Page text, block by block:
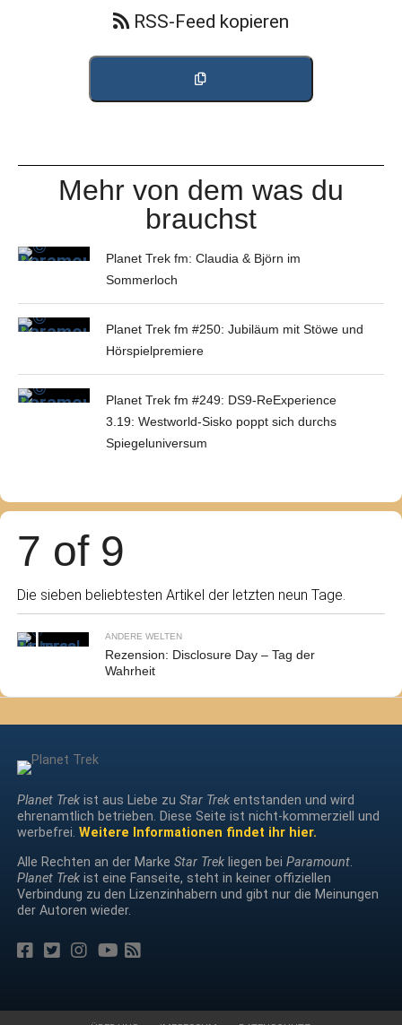
RSS-Feed kopieren
Mehr von dem was du
brauchst
Planet Trek fm: Claudia & Björn im
Sommerloch
Planet Trek fm #250: Jubiläum mit Stöwe und
Hörspielpremiere
Planet Trek fm #249: DS9-ReExperience
3.19: Westworld-Sisko poppt sich durchs
Spiegeluniversum
7 of 9
Die sieben beliebtesten Artikel der letzten neun Tage.
ANDERE WELTEN
Rezension: Disclosure Day – Tag der
Wahrheit
Planet Trekist aus Liebe zu Star Trekentstanden und wird
ehrenamtlich betrieben. Diese Seite ist nicht-kommerziell und
werbefrei. Weitere Informationen findet ihr hier.
Alle Rechten an der Marke Star Trekliegen bei Paramount.
Planet Trekist eine Fanseite, steht in keiner offiziellen
Verbindung zu den Lizenzinhabern und gibt nur die Meinungen
der Autoren wieder.